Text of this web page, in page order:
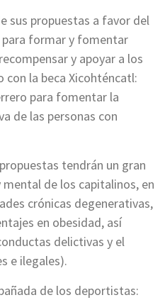
sus propuestas a favor del
formar y fomentar
y apoyar a los
la beca Xicohténcatl:
para fomentar la
de las personas con
tendrán un gran
de los capitalinos, en
crónicas degenerativas,
en obesidad, así
delictivas y el
e ilegales).
de los deportistas: